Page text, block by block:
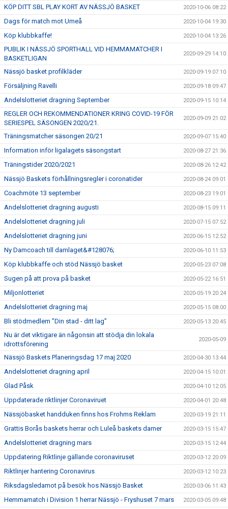
KÖP DITT SBL PLAY KORT AV NÄSSJÖ BASKET 2020-10-06 08:22
Dags för match mot Umeå 2020-10-04 19:30
Köp klubbkaffe! 2020-10-04 13:26
PUBLIK I NÄSSJÖ SPORTHALL VID HEMMAMATCHER I
BASKETLIGAN
2020-09-29 14:10
Nässjö basket profilkläder 2020-09-19 07:10
Försäljning Ravelli 2020-09-18 09:47
Andelslotteriet dragning September 2020-09-15 10:14
REGLER OCH REKOMMENDATIONER KRING COVID-19 FÖR
SERIESPEL SÄSONGEN 2020/21.
2020-09-09 21:02
Träningsmatcher säsongen 20/21 2020-09-07 15:40
Information inför ligalagets säsongstart 2020-08-27 21:36
Träningstider 2020/2021 2020-08-26 12:42
Nässjö Baskets förhållningsregler i coronatider 2020-08-24 09:01
Coachmöte 13 september 2020-08-23 19:01
Andelslotteriet dragning augusti 2020-08-15 09:11
Andelslotteriet dragning juli 2020-07-15 07:52
Andelslotteriet dragning juni 2020-06-15 12:52
Ny Damcoach till damlaget&#128076; 2020-06-10 11:53
Köp klubbkaffe och stöd Nässjö basket 2020-05-23 07:08
Sugen på att prova på basket 2020-05-22 16:51
Miljonlotteriet 2020-05-19 20:24
Andelslotteriet dragning maj 2020-05-15 08:00
Bli stödmedlem ”Din stad - ditt lag” 2020-05-13 20:45
Nu är det viktigare än någonsin att stödja din lokala
idrottsförening
2020-05-09
Nässjö Baskets Planeringsdag 17 maj 2020 2020-04-30 13:44
Andelslotteriet dragning april 2020-04-15 10:01
Glad Påsk 2020-04-10 12:05
Uppdaterade riktlinjer Coronaviruet 2020-04-01 20:48
Nässjöbasket handduken finns hos Frohms Reklam 2020-03-19 21:11
Grattis Borås baskets herrar och Luleå baskets damer 2020-03-15 15:47
Andelslotteriet dragning mars 2020-03-15 12:44
Uppdatering Riktlinje gällande coronaviruset 2020-03-12 20:09
Riktlinjer hantering Coronavirus 2020-03-12 10:23
Riksdagsledamot på besök hos Nässjö Basket 2020-03-06 11:43
Hemmamatch i Division 1 herrar Nässjö - Fryshuset 7 mars 2020-03-05 09:48